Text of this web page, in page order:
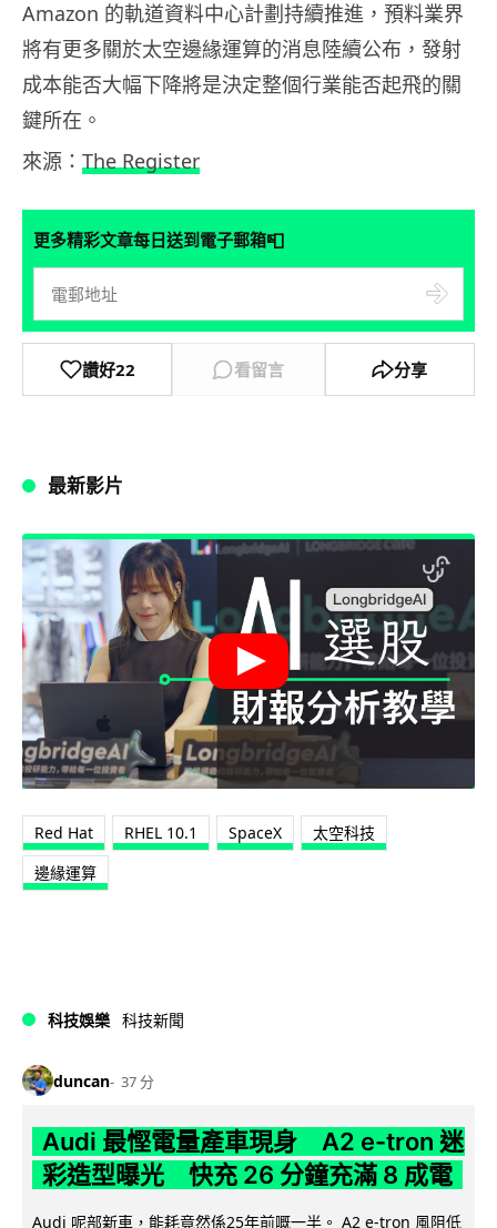
Amazon 的軌道資料中心計劃持續推進，預料業界
將有更多關於太空邊緣運算的消息陸續公布，發射
成本能否大幅下降將是決定整個行業能否起飛的關
鍵所在。
來源： The Register
更多精彩文章每日送到電子郵箱📮
讚好22 看留言 分享
最新影片
Red Hat RHEL 10.1 SpaceX
太空科技
邊緣運算
科技娛樂 科技新聞
duncan 37 分
Audi 最慳電量產車現身 A2 e-tron 迷
彩造型曝光 快充 26 分鐘充滿 8 成電
Audi 呢部新車，能耗竟然係25年前嘅一半。 A2 e-tron 風阻低